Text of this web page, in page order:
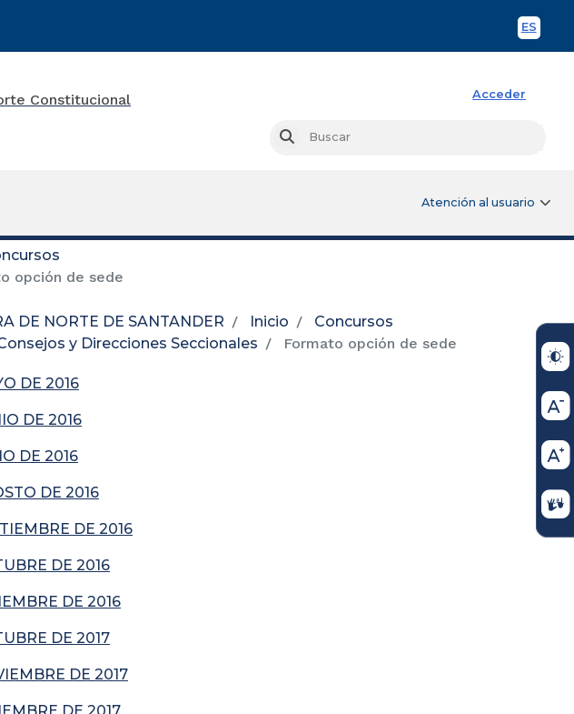
ES
Acceder
Buscar
Atención al usuario
opción de sede
DE NORTE DE SANTANDER Inicio
Concursos
y Direcciones Seccionales
Formato opción de sede
DE 2016
DE 2016
DE 2016
DE 2016
DE 2016
DE 2016
DE 2016
DE 2017
DE 2017
DE 2017